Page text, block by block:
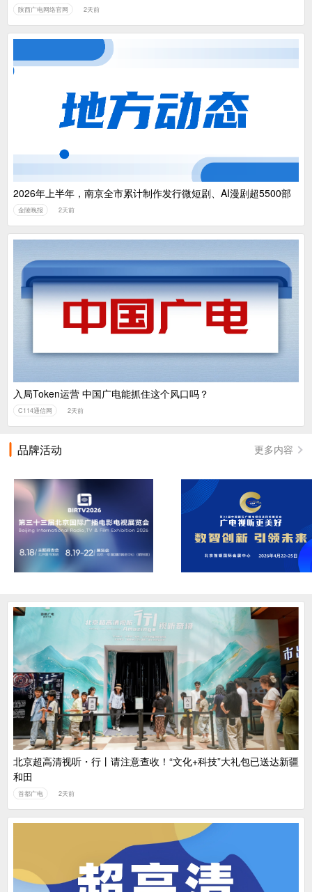
陕西广电网络官网 2天前
2026年上半年，南京全市累计制作发行微短剧、AI漫剧超5500部
金陵晚报 2天前
入局Token运营 中国广电能抓住这个风口吗？
C114通信网 2天前
品牌活动 更多内容
北京超高清视听・行丨请注意查收！“文化+科技”大礼包已送达新疆
和田
首都广电 2天前